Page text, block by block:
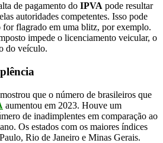
de pagamento do IPVA pode resultar
autoridades competentes. Isso pode
for flagrado em uma blitz, por exemplo.
impede o licenciamento veicular, o
do veículo.
que o número de brasileiros que
aumentou em 2023. Houve um
de inadimplentes em comparação ao
Os estados com os maiores índices
Rio de Janeiro e Minas Gerais.